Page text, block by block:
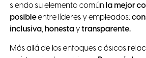
siendo su elemento común la mejor
posibleentre líderes y empleados:
inclusiva, honestaytransparente.
Más allá de los enfoques clásicos